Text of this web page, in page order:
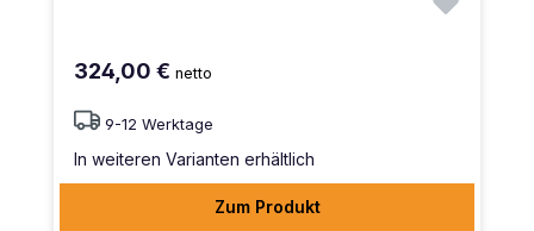
324,00 € netto
9-12 Werktage
In weiteren Varianten erhältlich
Zum Produkt